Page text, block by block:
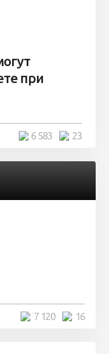
при
23
6 583
16
7 120